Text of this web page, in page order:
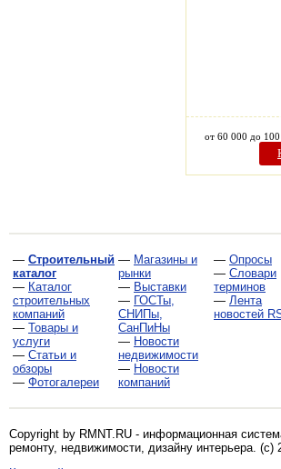
от 60 000 до
— Строительный
каталог
— Каталог
строительных
компаний
— Товары и
услуги
— Статьи и
обзоры
— Фотогалереи
— Магазины и
рынки
— Выставки
— ГОСТы,
СНИПы,
СанПиНы
— Новости
недвижимости
— Новости
компаний
— Опросы
— Словари
терминов
— Лента
новостей
Copyright by RMNT.RU - информационная
ремонту, недвижимости, дизайну интерьера .